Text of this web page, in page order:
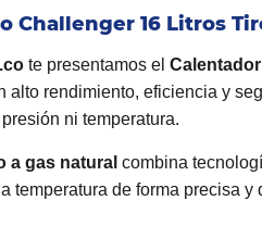
Challenger 16 Litros
te presentamos el
alto rendimiento, eficiencia y
ni temperatura.
a gas natural combina
temperatura de forma precisa